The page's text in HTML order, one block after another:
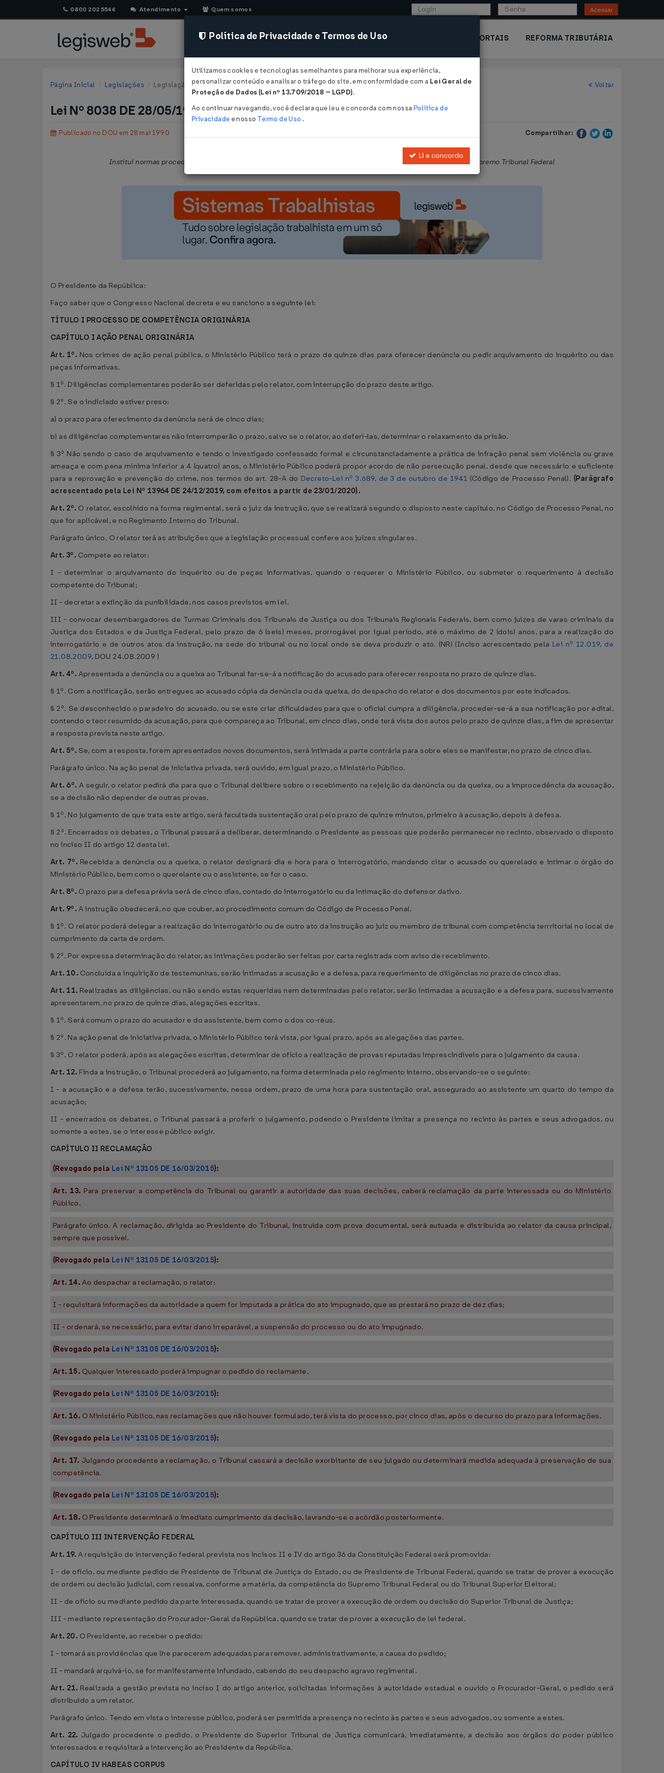
0800 202 5544 Atendimento Quem somos Acessar
CONSULTORIA SISTEMAS COMÉRCIO EXTERIOR PORTAIS REFORMA TRIBUTÁRIA
Página Inicial Legislações Legislação Federal Voltar
Lei Nº 8038 DE 28/05/1990
Publicado no DOU em 28 mai 1990 Compartilhar:
Institui normas procedimentais para os processos que específica, perante o Superior Tribunal de Justiça e o Supremo Tribunal Federal
O Presidente da República:
Faço saber que o Congresso Nacional decreta e eu sanciono a seguinte lei:
TÍTULO I PROCESSO DE COMPETÊNCIA ORIGINÁRIA
CAPÍTULO I AÇÃO PENAL ORIGINÁRIA
Art. 1º. Nos crimes de ação penal pública, o Ministério Público terá o prazo de quinze dias para oferecer denúncia ou pedir arquivamento do inquérito ou das
peças informativas.
§ 1º. Diligências complementares poderão ser deferidas pelo relator, com interrupção do prazo deste artigo.
§ 2º. Se o indiciado estiver preso:
a) o prazo para oferecimento da denúncia será de cinco dias;
b) as diligências complementares não interromperão o prazo, salvo se o relator, ao deferí-las, determinar o relaxamento da prisão.
§ 3º Não sendo o caso de arquivamento e tendo o investigado confessado formal e circunstanciadamente a prática de infração penal sem violência ou grave
ameaça e com pena mínima inferior a 4 (quatro) anos, o Ministério Público poderá propor acordo de não persecução penal, desde que necessário e suficiente
para a reprovação e prevenção do crime, nos termos do art. 28-A do Decreto-Lei nº 3.689, de 3 de outubro de 1941 (Código de Processo Penal). (Parágrafo
acrescentado pela Lei Nº 13964 DE 24/12/2019, com efeitos a partir de 23/01/2020).
Art. 2º. O relator, escolhido na forma regimental, será o juiz da instrução, que se realizará segundo o disposto neste capítulo, no Código de Processo Penal, no
que for aplicável, e no Regimento Interno do Tribunal.
Parágrafo único. O relator terá as atribuições que a legislação processual confere aos juízes singulares.
Art. 3º. Compete ao relator:
I - determinar o arquivamento do inquérito ou de peças informativas, quando o requerer o Ministério Público, ou submeter o requerimento à decisão
competente do Tribunal;
II - decretar a extinção da punibilidade, nos casos previstos em lei.
III - convocar desembargadores de Turmas Criminais dos Tribunais de Justiça ou dos Tribunais Regionais Federais, bem como juízes de varas criminais da
Justiça dos Estados e da Justiça Federal, pelo prazo de 6 (seis) meses, prorrogável por igual período, até o máximo de 2 (dois) anos, para a realização do
interrogatório e de outros atos da instrução, na sede do tribunal ou no local onde se deva produzir o ato. (NR) (Inciso acrescentado pela Lei nº 12.019, de
21.08.2009, DOU 24.08.2009 )
Art. 4º. Apresentada a denúncia ou a queixa ao Tribunal far-se-á a notificação do acusado para oferecer resposta no prazo de quinze dias.
§ 1º. Com a notificação, serão entregues ao acusado cópia da denúncia ou da queixa, do despacho do relator e dos documentos por este indicados.
§ 2º. Se desconhecido o paradeiro do acusado, ou se este criar dificuldades para que o oficial cumpra a diligência, proceder-se-á a sua notificação por edital,
contendo o teor resumido da acusação, para que compareça ao Tribunal, em cinco dias, onde terá vista dos autos pelo prazo de quinze dias, a fim de apresentar
a resposta prevista neste artigo.
Art. 5º. Se, com a resposta, forem apresentados novos documentos, será intimada a parte contrária para sobre eles se manifestar, no prazo de cinco dias.
Parágrafo único. Na ação penal de iniciativa privada, será ouvido, em igual prazo, o Ministério Público.
Art. 6º. A seguir, o relator pedirá dia para que o Tribunal delibere sobre o recebimento na rejeição da denúncia ou da queixa, ou a improcedência da acusação,
se a decisão não depender de outras provas.
§ 1º. No julgamento de que trata este artigo, será facultada sustentação oral pelo prazo de quinze minutos, primeiro à acusação, depois à defesa.
§ 2º. Encerrados os debates, o Tribunal passará a deliberar, determinando o Presidente as pessoas que poderão permanecer no recinto, observado o disposto
no inciso II do artigo 12 desta lei.
Art. 7º. Recebida a denúncia ou a queixa, o relator designará dia e hora para o interrogatório, mandando citar o acusado ou querelado e intimar o órgão do
Ministério Público, bem como o querelante ou o assistente, se for o caso.
Art. 8º. O prazo para defesa prévia será de cinco dias, contado do interrogatório ou da intimação do defensor dativo.
Art. 9º. A instrução obedecerá, no que couber, ao procedimento comum do Código de Processo Penal.
§ 1º. O relator poderá delegar a realização do interrogatório ou de outro ato da instrução ao juiz ou membro de tribunal com competência terrritorial no local de
cumprimento da carta de ordem.
§ 2º. Por expressa determinação do relator, as intimações poderão ser feitas por carta registrada com aviso de recebimento.
Art. 10. Concluída a inquirição de testemunhas, serão intimadas a acusação e a defesa, para requerimento de diligências no prazo de cinco dias.
Art. 11. Realizadas as diligências, ou não sendo estas requeridas nem determinadas pelo relator, serão intimadas a acusação e a defesa para, sucessivamente
apresentarem, no prazo de quinze dias, alegações escritas.
§ 1º. Será comum o prazo do acusador e do assistente, bem como o dos co-réus.
§ 2º. Na ação penal de iniciativa privada, o Ministério Público terá vista, por igual prazo, após as alegações das partes.
§ 3º. O relator poderá, após as alegações escritas, determinar de ofício a realização de provas reputadas imprescindíveis para o julgamento da causa.
Art. 12. Finda a instrução, o Tribunal procederá ao julgamento, na forma determinada pelo regimento interno, observando-se o seguinte:
I - a acusação e a defesa terão, sucessivamente, nessa ordem, prazo de uma hora para sustentação oral, assegurado ao assistente um quarto do tempo da
acusação;
II - encerrados os debates, o Tribunal passará a proferir o julgamento, podendo o Presidente limitar a presença no recinto às partes e seus advogados, ou
somente a estes, se o interesse público exigir.
CAPÍTULO II RECLAMAÇÃO
(Revogado pela Lei Nº 13105 DE 16/03/2015):
Art. 13. Para preservar a competência do Tribunal ou garantir a autoridade das suas decisões, caberá reclamação da parte interessada ou do Ministério
Público.
Parágrafo único. A reclamação, dirigida ao Presidente do Tribunal, instruída com prova documental, será autuada e distribuída ao relator da causa principal,
sempre que possível.
(Revogado pela Lei Nº 13105 DE 16/03/2015):
Art. 14. Ao despachar a reclamação, o relator:
I - requisitará informações da autoridade a quem for imputada a prática do ato impugnado, que as prestará no prazo de dez dias;
II - ordenará, se necessário, para evitar dano irreparável, a suspensão do processo ou do ato impugnado.
(Revogado pela Lei Nº 13105 DE 16/03/2015):
Art. 15. Qualquer interessado poderá impugnar o pedido do reclamante.
(Revogado pela Lei Nº 13105 DE 16/03/2015):
Art. 16. O Ministério Público, nas reclamações que não houver formulado, terá vista do processo, por cinco dias, após o decurso do prazo para informações.
(Revogado pela Lei Nº 13105 DE 16/03/2015):
Art. 17. Julgando procedente a reclamação, o Tribunal cassará a decisão exorbitante de seu julgado ou determinará medida adequada à preservação de sua
competência.
(Revogado pela Lei Nº 13105 DE 16/03/2015):
Art. 18. O Presidente determinará o imediato cumprimento da decisão, lavrando-se o acórdão posteriormente.
CAPÍTULO III INTERVENÇÃO FEDERAL
Art. 19. A requisição de intervenção federal prevista nos incisos II e IV do artigo 36 da Constituição Federal será promovida:
I - de ofício, ou mediante pedido de Presidente de Tribunal de Justiça do Estado, ou de Presidente de Tribunal Federal, quando se tratar de prover a execução
de ordem ou decisão judicial, com ressalva, conforme a matéria, da competência do Supremo Tribunal Federal ou do Tribunal Superior Eleitoral;
II - de ofício ou mediante pedido da parte interessada, quando se tratar de prover a execução de ordem ou decisão do Superior Tribunal de Justiça;
III - mediante representação do Procurador-Geral da República, quando se tratar de prover a execução de lei federal.
Art. 20. O Presidente, ao receber o pedido:
I - tomará as providências que lhe parecerem adequadas para remover, administrativamente, a causa do pedido;
II - mandará arquivá-lo, se for manifestamente infundado, cabendo do seu despacho agravo regimental.
Art. 21. Realizada a gestão prevista no inciso I do artigo anterior, solicitadas informações à autoridade estadual e ouvido o Procurador-Geral, o pedido será
distribuído a um relator.
Parágrafo único. Tendo em vista o interesse público, poderá ser permitida a presença no recinto às partes e seus advogados, ou somente a estes.
Art. 22. Julgado procedente o pedido, o Presidente do Superior Tribunal de Justiça comunicará, imediatamente, a decisão aos órgãos do poder público
interessados e requisitará a intervenção ao Presidente da República.
CAPÍTULO IV HABEAS CORPUS
Política de Privacidade e Termos de Uso
Utilizamos cookies e tecnologias semelhantes para melhorar sua experiência,
personalizar conteúdo e analisar o tráfego do site, em conformidade com a Lei Geral de
Proteção de Dados (Lei nº 13.709/2018 – LGPD).
Ao continuar navegando, você declara que leu e concorda com nossa Política de
Privacidade e nosso Termo de Uso .
Li e concordo